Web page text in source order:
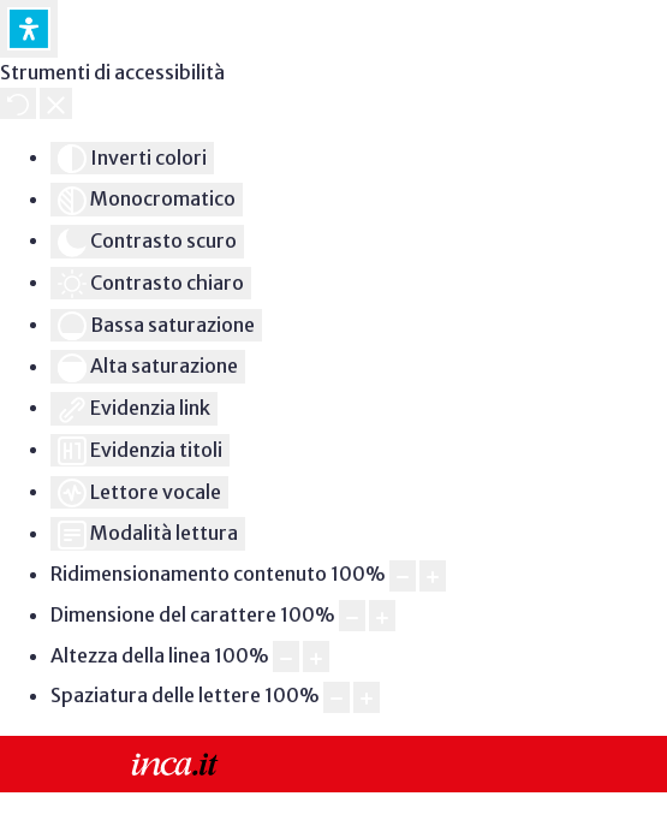
Strumenti di accessibilità
Inverti colori
Monocromatico
Contrasto scuro
Contrasto chiaro
Bassa saturazione
Alta saturazione
Evidenzia link
Evidenzia titoli
Lettore vocale
Modalità lettura
Ridimensionamento contenuto 100%
Dimensione del carattere 100%
Altezza della linea 100%
Spaziatura delle lettere 100%